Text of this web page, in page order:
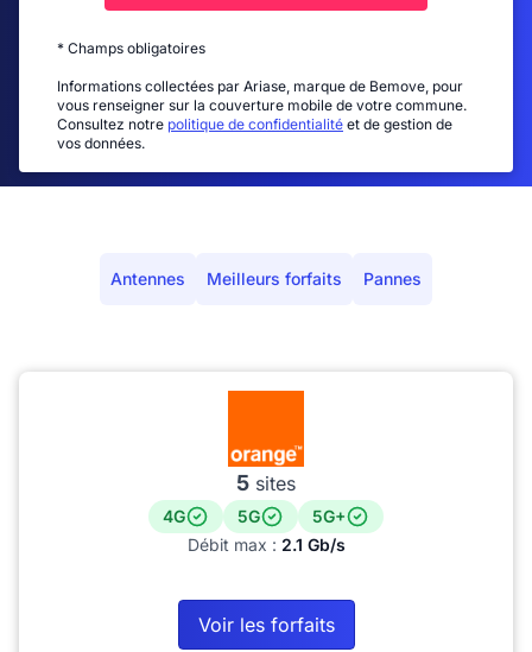
* Champs obligatoires
Informations collectées par Ariase, marque de Bemove, pour
vous renseigner sur la couverture mobile de votre commune.
Consultez notre politique de confidentialité et de gestion de
vos données.
Antennes Meilleurs forfaits Pannes
5 sites
4G 5G
5G+
Débit max : 2.1 Gb/s
Voir les forfaits